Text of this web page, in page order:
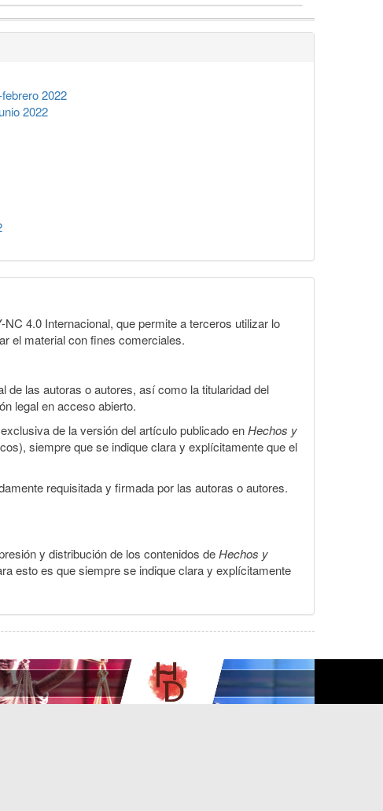
2022
2022
4.0 Internacional, que permite a terceros utilizar lo
el material con fines comerciales.
de las autoras o autores, así como la titularidad del
legal en acceso abierto.
de la versión del artículo publicado enHechos y
siempre que se indique clara y explícitamente que el
requisitada y firmada por las autoras o autores.
y distribución de los contenidos deHechos y
esto es que siempre se indique clara y explícitamente